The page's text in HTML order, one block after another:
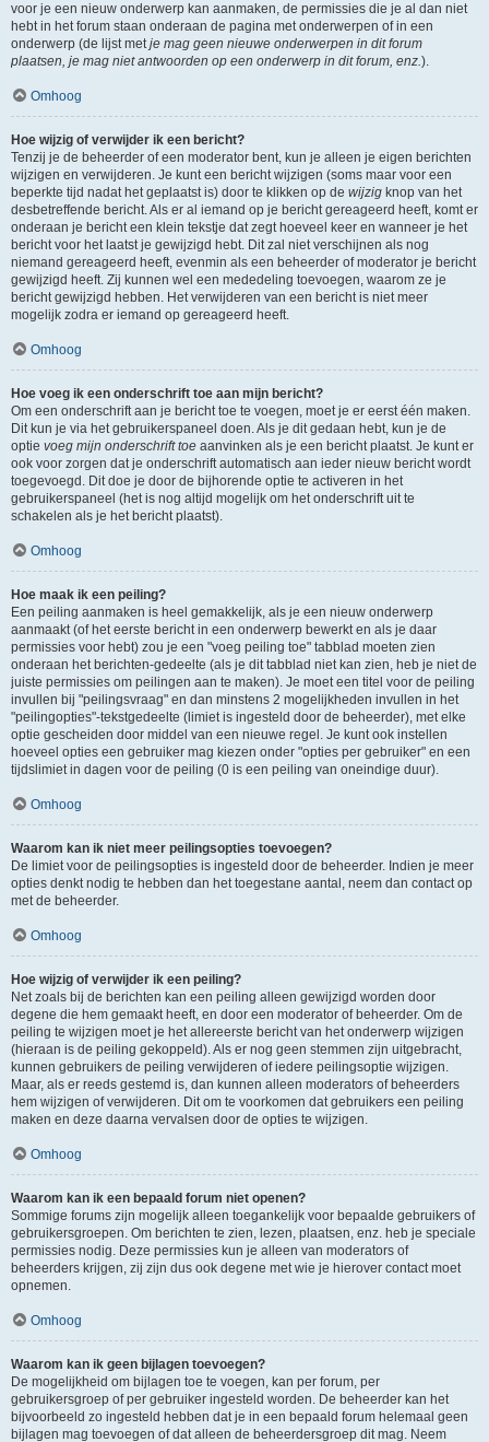
voor je een nieuw onderwerp kan aanmaken, de permissies die je al dan niet
hebt in het forum staan onderaan de pagina met onderwerpen of in een
onderwerp (de lijst metje mag geen nieuwe onderwerpen in dit forum
plaatsen, je mag niet antwoorden op een onderwerp in dit forum, enz.).
Omhoog
Hoe wijzig of verwijder ik een bericht?
Tenzij je de beheerder of een moderator bent, kun je alleen je eigen berichten
wijzigen en verwijderen. Je kunt een bericht wijzigen (soms maar voor een
beperkte tijd nadat het geplaatst is) door te klikken op de wijzig knop van het
desbetreffende bericht. Als er al iemand op je bericht gereageerd heeft, komt er
onderaan je bericht een klein tekstje dat zegt hoeveel keer en wanneer je het
bericht voor het laatst je gewijzigd hebt. Dit zal niet verschijnen als nog
niemand gereageerd heeft, evenmin als een beheerder of moderator je bericht
gewijzigd heeft. Zij kunnen wel een mededeling toevoegen, waarom ze je
bericht gewijzigd hebben. Het verwijderen van een bericht is niet meer
mogelijk zodra er iemand op gereageerd heeft.
Omhoog
Hoe voeg ik een onderschrift toe aan mijn bericht?
Om een onderschrift aan je bericht toe te voegen, moet je er eerst één maken.
Dit kun je via het gebruikerspaneel doen. Als je dit gedaan hebt, kun je de
optie voeg mijn onderschrift toe aanvinken als je een bericht plaatst. Je kunt er
ook voor zorgen dat je onderschrift automatisch aan ieder nieuw bericht wordt
toegevoegd. Dit doe je door de bijhorende optie te activeren in het
gebruikerspaneel (het is nog altijd mogelijk om het onderschrift uit te
schakelen als je het bericht plaatst).
Omhoog
Hoe maak ik een peiling?
Een peiling aanmaken is heel gemakkelijk, als je een nieuw onderwerp
aanmaakt (of het eerste bericht in een onderwerp bewerkt en als je daar
permissies voor hebt) zou je een "voeg peiling toe" tabblad moeten zien
onderaan het berichten-gedeelte (als je dit tabblad niet kan zien, heb je niet de
juiste permissies om peilingen aan te maken). Je moet een titel voor de peiling
invullen bij "peilingsvraag" en dan minstens 2 mogelijkheden invullen in het
"peilingopties"-tekstgedeelte (limiet is ingesteld door de beheerder), met elke
optie gescheiden door middel van een nieuwe regel. Je kunt ook instellen
hoeveel opties een gebruiker mag kiezen onder "opties per gebruiker" en een
tijdslimiet in dagen voor de peiling (0 is een peiling van oneindige duur).
Omhoog
Waarom kan ik niet meer peilingsopties toevoegen?
De limiet voor de peilingsopties is ingesteld door de beheerder. Indien je meer
opties denkt nodig te hebben dan het toegestane aantal, neem dan contact op
met de beheerder.
Omhoog
Hoe wijzig of verwijder ik een peiling?
Net zoals bij de berichten kan een peiling alleen gewijzigd worden door
degene die hem gemaakt heeft, en door een moderator of beheerder. Om de
peiling te wijzigen moet je het allereerste bericht van het onderwerp wijzigen
(hieraan is de peiling gekoppeld). Als er nog geen stemmen zijn uitgebracht,
kunnen gebruikers de peiling verwijderen of iedere peilingsoptie wijzigen.
Maar, als er reeds gestemd is, dan kunnen alleen moderators of beheerders
hem wijzigen of verwijderen. Dit om te voorkomen dat gebruikers een peiling
maken en deze daarna vervalsen door de opties te wijzigen.
Omhoog
Waarom kan ik een bepaald forum niet openen?
Sommige forums zijn mogelijk alleen toegankelijk voor bepaalde gebruikers of
gebruikersgroepen. Om berichten te zien, lezen, plaatsen, enz. heb je speciale
permissies nodig. Deze permissies kun je alleen van moderators of
beheerders krijgen, zij zijn dus ook degene met wie je hierover contact moet
opnemen.
Omhoog
Waarom kan ik geen bijlagen toevoegen?
De mogelijkheid om bijlagen toe te voegen, kan per forum, per
gebruikersgroep of per gebruiker ingesteld worden. De beheerder kan het
bijvoorbeeld zo ingesteld hebben dat je in een bepaald forum helemaal geen
bijlagen mag toevoegen of dat alleen de beheerdersgroep dit mag. Neem